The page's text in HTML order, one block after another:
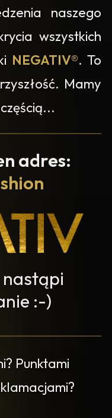
naszego
wszystkich
NEGATIV®. To
Mamy
adres:
nastąpi
:-)
Punktami